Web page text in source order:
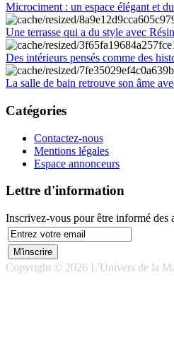
Microciment : un espace élégant et
Une terrasse qui a du style avec
Des intérieurs pensés comme des
La salle de bain retrouve son âme
Catégories
Contactez-nous
Mentions légales
Espace annonceurs
Lettre d'information
Inscrivez-vous pour être informé des
Copyright © 2026 L'Univers de la